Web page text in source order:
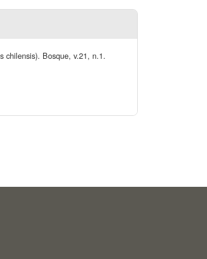
chilensis). Bosque, v.21, n.1.